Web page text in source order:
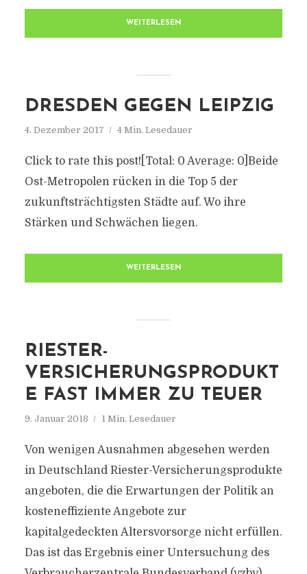
WEITERLESEN
DRESDEN GEGEN LEIPZIG
4. Dezember 2017 4 Min. Lesedauer
Click to rate this post![Total: 0 Average: 0]Beide
Ost-Metropolen rücken in die Top 5 der
zukunftsträchtigsten Städte auf. Wo ihre
Stärken und Schwächen liegen.
WEITERLESEN
RIESTER-
VERSICHERUNGSPRODUKT
E FAST IMMER ZU TEUER
9. Januar 2018 1 Min. Lesedauer
Von wenigen Ausnahmen abgesehen werden
in Deutschland Riester-Versicherungsprodukte
angeboten, die die Erwartungen der Politik an
kosteneffiziente Angebote zur
kapitalgedeckten Altersvorsorge nicht erfüllen.
Das ist das Ergebnis einer Untersuchung des